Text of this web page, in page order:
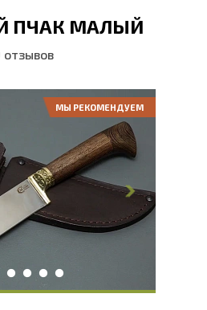
ПЧАК МАЛЫЙ
отзывов
260
132
37.6
мм
23.1
128
мм
19.4
HRC
МЫ РЕКОМЕНДУЕМ